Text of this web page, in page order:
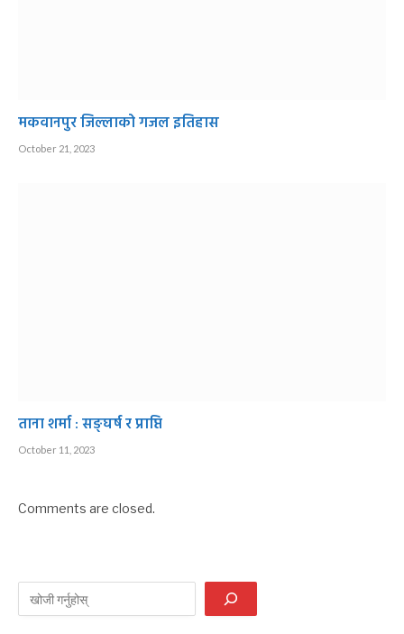
मकवानपुर जिल्लाको गजल इतिहास
October 21, 2023
ताना शर्मा : सङ्घर्ष र प्राप्ति
October 11, 2023
Comments are closed.